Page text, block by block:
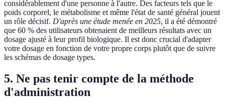
considérablement d'une personne à l'autre. Des facteurs tels que le
poids corporel, le métabolisme et même l'état de santé général jouent
un rôle décisif. D'après une étude menée en 2025, il a été démontré
que 60 % des utilisateurs obtenaient de meilleurs résultats avec un
dosage ajusté à leur profil biologique. Il est donc crucial d'adapter
votre dosage en fonction de votre propre corps plutôt que de suivre
les schémas de dosage types.
5. Ne pas tenir compte de la méthode
d'administration